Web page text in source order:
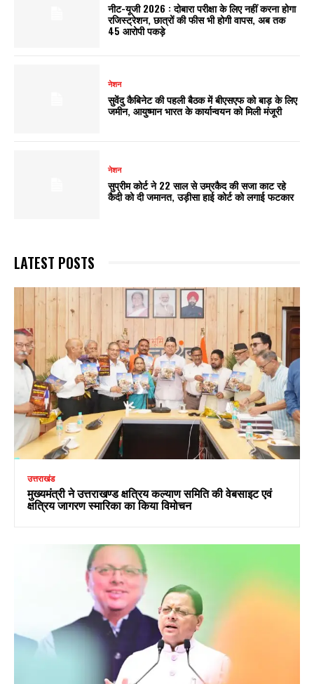
नीट-यूजी 2026 : दोबारा परीक्षा के लिए नहीं करना होगा
रजिस्ट्रेशन, छात्रों की फीस भी होगी वापस, अब तक
45 आरोपी पकड़े
नेशन
सुवेंदु कैबिनेट की पहली बैठक में बीएसएफ को बाड़ के लिए
जमीन, आयुष्मान भारत के कार्यान्वयन को मिली मंजूरी
नेशन
सुप्रीम कोर्ट ने 22 साल से उम्रकैद की सजा काट रहे
कैदी को दी जमानत, उड़ीसा हाई कोर्ट को लगाई फटकार
LATEST POSTS
उत्तराखंड
मुख्यमंत्री ने उत्तराखण्ड क्षत्रिय कल्याण समिति की वेबसाइट एवं
क्षत्रिय जागरण स्मारिका का किया विमोचन